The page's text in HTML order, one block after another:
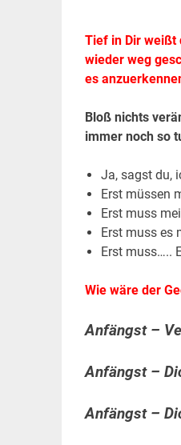
Tief in Dir weißt
wieder weg
es
Bloß nichts
immer noch so
Ja, sagst du,
Erst müssen
Erst muss
Erst muss es
Erst muss…..
Wie wäre der
Anfängst –
Anfängst –
Anfängst –